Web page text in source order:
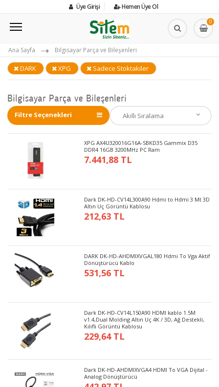
Üye Girişi Hemen Üye Ol
0
Ana Sayfa Bilgisayar Parça ve Bileşenleri
DARK XPG Sadece Stoktakiler
Bilgisayar Parça ve Bileşenleri
Filtre Seçenekleri
XPG AX4U320016G16A-SBKD35 Gammix D35
DDR4 16GB 3200MHz PC Ram
7.441,88 TL
Dark DK-HD-CV14L300A90 Hdmi to Hdmi 3 Mt 3D
Altın Uç Görüntü Kablosu
212,63 TL
DARK DK-HD-AHDMIXVGAL180 Hdmi To Vga Aktif
Dönüştürücü Kablo
531,56 TL
Dark DK-HD-CV14L150A90 HDMI kablo 1.5M
v1.4,Dual Molding Altın Uç 4K / 3D, Ağ Destekli,
Kılıflı Görüntü Kablosu
229,64 TL
Dark DK-HD-AHDMIXVGA4 HDMI To VGA Dijital -
Analog Dönüştürücü